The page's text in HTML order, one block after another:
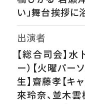
い」舞台挨拶に
出演者
【総合司会】水
ー）【火曜パー
生】齋藤孝【キ
來玲奈、並木雲